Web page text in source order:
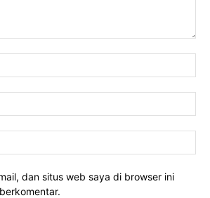
dan situs web saya di browser ini